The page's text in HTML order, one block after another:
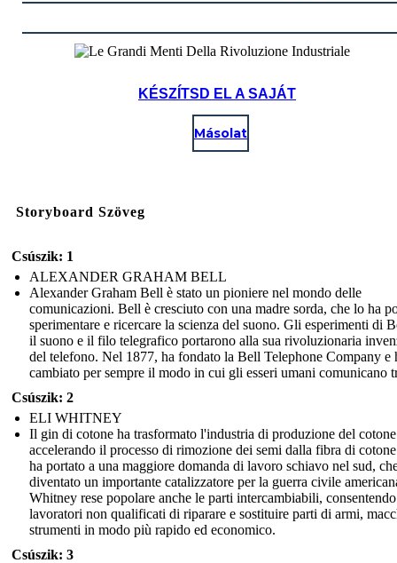
KÉSZÍTSD EL A SAJÁT
Másolat
Storyboard Szöveg
Csúszik: 1
ALEXANDER GRAHAM BELL
Alexander Graham Bell è stato un pioniere nel mondo delle
comunicazioni. Bell è cresciuto con una madre sorda, che lo ha
sperimentare e ricercare la scienza del suono. Gli esperimenti di
il suono e il filo telegrafico portarono alla sua rivoluzionaria
del telefono. Nel 1877, ha fondato la Bell Telephone Company e
cambiato per sempre il modo in cui gli esseri umani comunicano
Csúszik: 2
ELI WHITNEY
Il gin di cotone ha trasformato l'industria di produzione del cotone
accelerando il processo di rimozione dei semi dalla fibra di
ha portato a una maggiore domanda di lavoro schiavo nel sud,
diventato un importante catalizzatore per la guerra civile
Whitney rese popolare anche le parti intercambiabili,
lavoratori non qualificati di riparare e sostituire parti di armi,
strumenti in modo più rapido ed economico.
Csúszik: 3